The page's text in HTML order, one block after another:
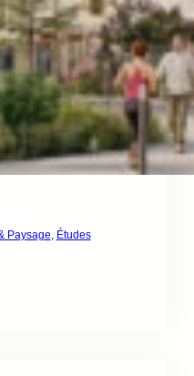
Paysage, Études